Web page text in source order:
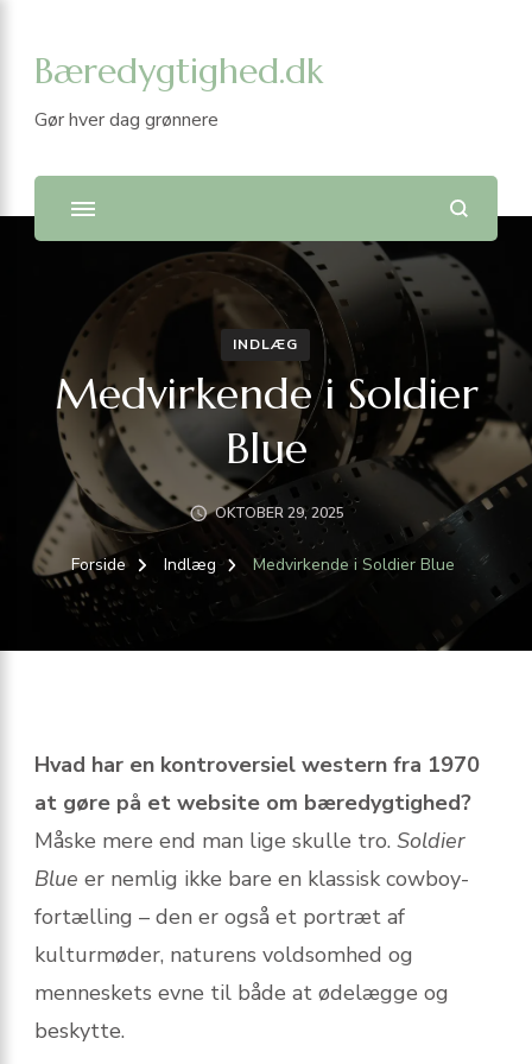
Bæredygtighed.dk
Gør hver dag grønnere
INDLÆG
Medvirkende i Soldier
Blue
OKTOBER 29, 2025
Forside Indlæg Medvirkende i Soldier Blue
Hvad har en kontroversiel western fra 1970
at gøre på et website om bæredygtighed?
Måske mere end man lige skulle tro. Soldier
Blue er nemlig ikke bare en klassisk cowboy-
fortælling – den er også et portræt af
kulturmøder, naturens voldsomhed og
menneskets evne til både at ødelægge og
beskytte.